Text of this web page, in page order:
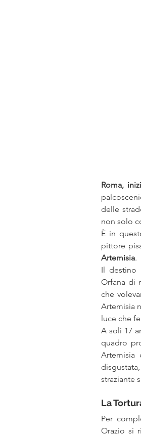
Roma,
delle
non solo
È in
Artemisia.
Il destino
Orfana di
che
Artemisia
luce che
A soli 17
quadro
Artemisia
straziante
La
Per
Orazio si